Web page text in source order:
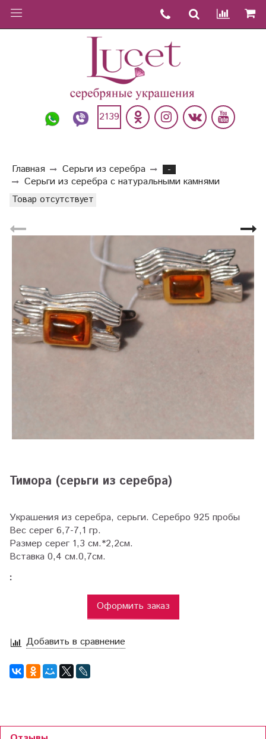
2139
Главная Серьги из серебра
-
Серьги из серебра с натуральными камнями
Товар отсутствует
Тимора (серьги из серебра)
Украшения из серебра, серьги. Серебро 925 пробы
Вес серег 6,7-7,1 гр.
Размер серег 1,3 см.*2,2см.
Вставка 0,4 см.0,7см.
:
Оформить заказ
Добавить в сравнение